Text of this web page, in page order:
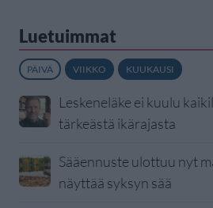
Luetuimmat
PÄIVÄ VIIKKO KUUKAUSI
Leskeneläke ei kuulu
tärkeästä ikärajasta
Sääennuste ulottuu nyt
näyttää syksyn sää